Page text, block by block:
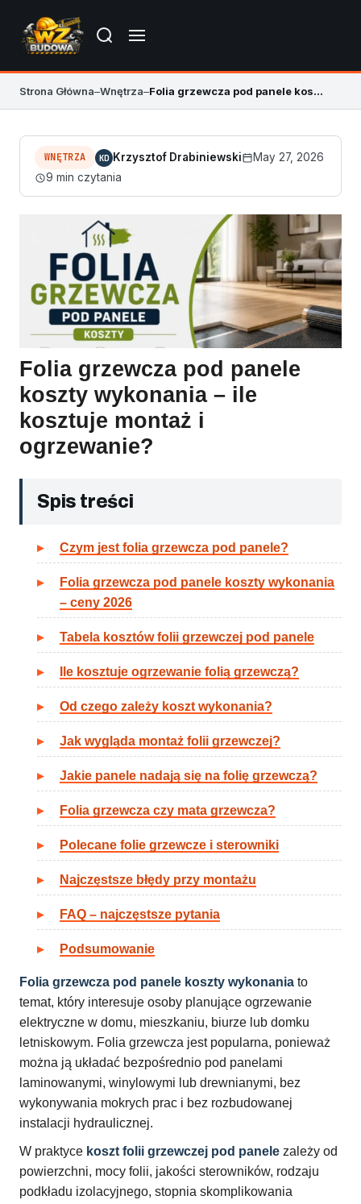
Strona Główna–Wnętrza– Folia grzewcza pod panele koszty wykonania 2026
WNĘTRZA KD Krzysztof Drabiniewski
May 27, 2026
9 min czytania
Folia grzewcza pod panele
koszty wykonania – ile
kosztuje montaż i
ogrzewanie?
Spis treści
Czym jest folia grzewcza pod panele?
Folia grzewcza pod panele koszty wykonania
– ceny 2026
Tabela kosztów folii grzewczej pod panele
Ile kosztuje ogrzewanie folią grzewczą?
Od czego zależy koszt wykonania?
Jak wygląda montaż folii grzewczej?
Jakie panele nadają się na folię grzewczą?
Folia grzewcza czy mata grzewcza?
Polecane folie grzewcze i sterowniki
Najczęstsze błędy przy montażu
FAQ – najczęstsze pytania
Podsumowanie
Folia grzewcza pod panele koszty wykonania to
temat, który interesuje osoby planujące ogrzewanie
elektryczne w domu, mieszkaniu, biurze lub domku
letniskowym. Folia grzewcza jest popularna, ponieważ
można ją układać bezpośrednio pod panelami
laminowanymi, winylowymi lub drewnianymi, bez
wykonywania mokrych prac i bez rozbudowanej
instalacji hydraulicznej.
W praktyce koszt folii grzewczej pod panele zależy od
powierzchni, mocy folii, jakości sterowników, rodzaju
podkładu izolacyjnego, stopnia skomplikowania